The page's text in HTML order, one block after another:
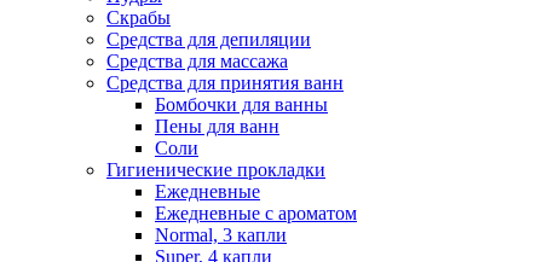
Скрабы
Средства для депиляции
Средства для массажа
Средства для принятия ванн
Бомбочки для ванны
Пены для ванн
Соли
Гигиенические прокладки
Ежедневные
Ежедневные с ароматом
Normal, 3 капли
Super, 4 капли